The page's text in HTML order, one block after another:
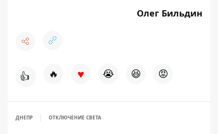
Олег Бильдин
👍 🔥 ♥ 😭 😆 😡
ДНЕПР ОТКЛЮЧЕНИЕ СВЕТА